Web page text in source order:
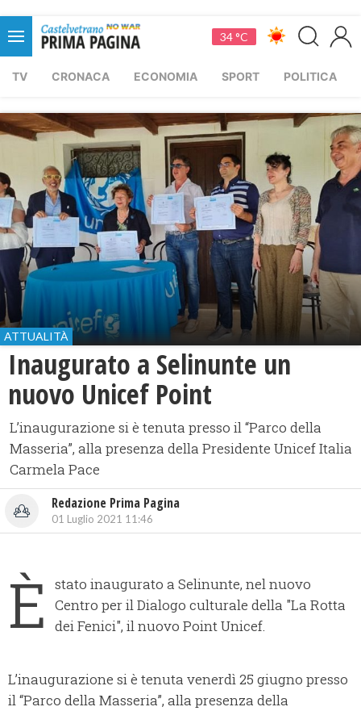
34 °C
TV CRONACA ECONOMIA SPORT POLITICA
ATTUALITÀ
Inaugurato a Selinunte un
nuovo Unicef Point
L’inaugurazione si è tenuta presso il “Parco della
Masseria”, alla presenza della Presidente Unicef Italia
Carmela Pace
Redazione Prima Pagina
01 Luglio 2021 11:46
È
stato inaugurato a Selinunte, nel nuovo
Centro per il Dialogo culturale della "La Rotta
dei Fenici", il nuovo Point Unicef.
L’inaugurazione si è tenuta venerdì 25 giugno presso
il “Parco della Masseria”, alla presenza della